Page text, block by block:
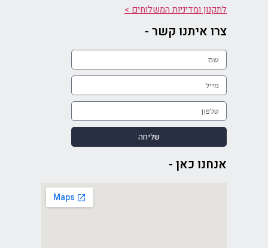
לתקנון ומדיניות המשלוחים >
צרו איתנו קשר -
שליחה
אנחנו כאן -